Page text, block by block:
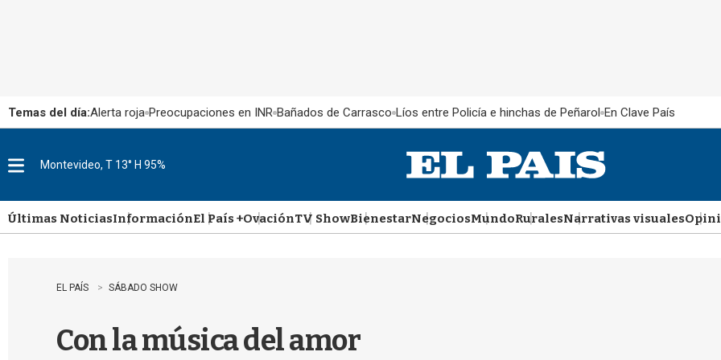
Temas del día:Alerta roja Preocupaciones en INR Bañados de Carrasco Líos entre Policía e hinchas de Peñarol En Clave País
u
Montevideo, T 13° H 95%
Últimas NoticiasInformaciónEl País +OvaciónTV ShowBienestarNegociosMundoRuralesNarrativas visuales
EL PAÍS SÁBADO SHOW
Con la música del amor